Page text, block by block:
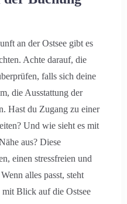
an der Ostsee gibt es
Achte darauf, die
falls sich deine
die Ausstattung der
Hast du Zugang zu einer
Und wie sieht es mit
aus? Diese
einen stressfreien und
alles passt, steht
Blick auf die Ostsee